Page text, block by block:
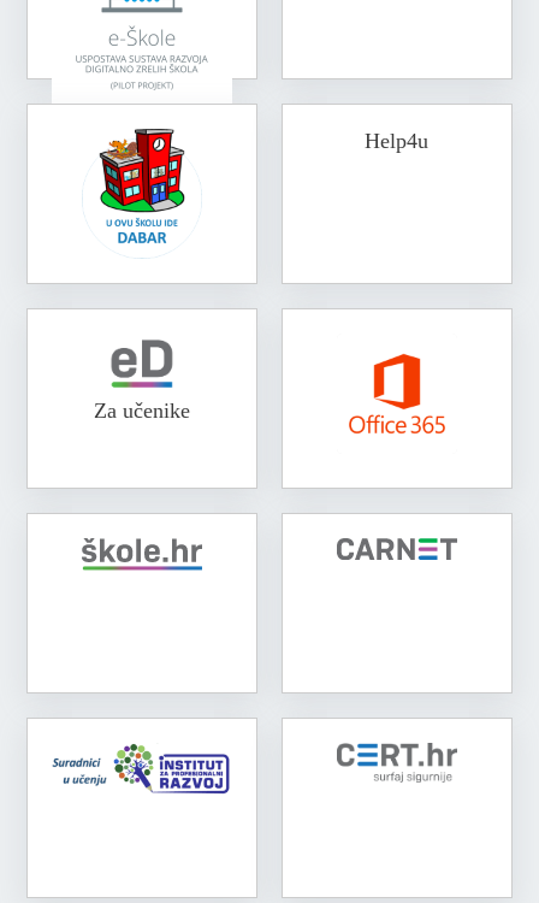
Help4u
Za učenike